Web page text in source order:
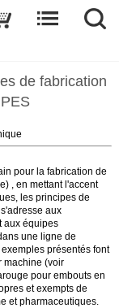
de fabrication
pour la fabrication de
, en mettant l'accent
les principes de
aux
aux équipes
une ligne de
présentés font
machine (voir
pour embouts en
et exempts de
et pharmaceutiques.